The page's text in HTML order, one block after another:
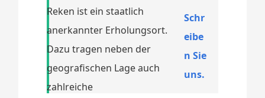
Reken ist ein staatlich
anerkannter Erholungsort.
Dazu tragen neben der
geografischen Lage auch
zahlreiche
Schr
eibe
n Sie
uns.